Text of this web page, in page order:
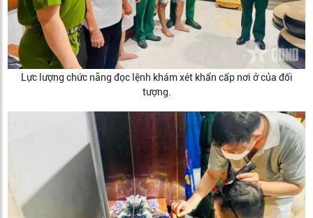
Lực lượng chức năng đọc lệnh khám xét khẩn cấp nơi ở của đối
tượng.